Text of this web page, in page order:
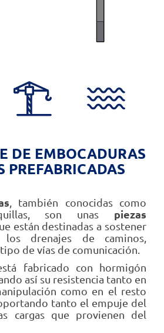
DE EMBOCADURAS
PREFABRICADAS
, también conocidas como
son unas piezas
están destinadas a sostener
drenajes de caminos,
de vías de comunicación.
fabricado con hormigón
así su resistencia tanto en
como en el resto
tanto el empuje del
cargas que provienen del